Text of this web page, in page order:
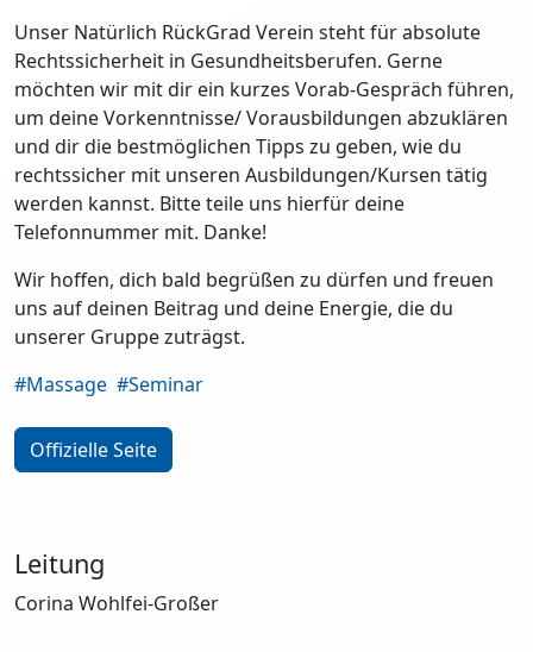
Unser Natürlich RückGrad Verein steht für absolute
Rechtssicherheit in Gesundheitsberufen. Gerne
möchten wir mit dir ein kurzes Vorab-Gespräch führen,
um deine Vorkenntnisse/ Vorausbildungen abzuklären
und dir die bestmöglichen Tipps zu geben, wie du
rechtssicher mit unseren Ausbildungen/Kursen tätig
werden kannst. Bitte teile uns hierfür deine
Telefonnummer mit. Danke!
Wir hoffen, dich bald begrüßen zu dürfen und freuen
uns auf deinen Beitrag und deine Energie, die du
unserer Gruppe zuträgst.
#Massage #Seminar
Offizielle Seite
Leitung
Corina Wohlfei-Großer